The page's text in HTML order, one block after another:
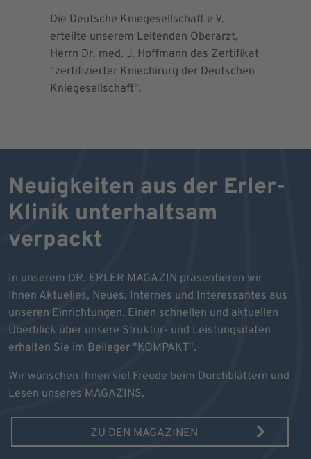
Die Deutsche Kniegesellschaft e V.
erteilte unserem Leitenden Oberarzt,
Herrn Dr. med. J. Hoffmann das Zertifikat
"zertifizierter Kniechirurg der Deutschen
Kniegesellschaft".
Neuigkeiten aus der Erler-
Klinik unterhaltsam
verpackt
In unserem DR. ERLER MAGAZIN präsentieren wir
Ihnen Aktuelles, Neues, Internes und Interessantes aus
unseren Einrichtungen. Einen schnellen und aktuellen
Überblick über unsere Struktur- und Leistungsdaten
erhalten Sie im Beileger "KOMPAKT".
Wir wünschen Ihnen viel Freude beim Durchblättern und
Lesen unseres MAGAZINS.
ZU DEN MAGAZINEN